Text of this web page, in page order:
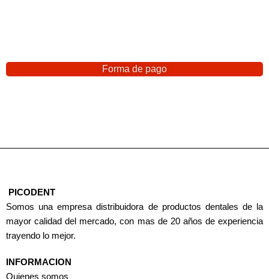
Forma de pago
PICODENT
Somos una empresa distribuidora de productos dentales de la
mayor calidad del mercado, con mas de 20 años de experiencia
trayendo lo mejor.
INFORMACION
Quienes somos